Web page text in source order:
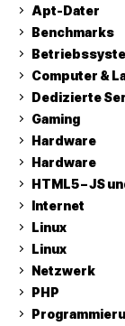
Apt-Dater
Benchmarks
Computer &
Dedizierte
Gaming
Hardware
Hardware
HTML5 – JS
Internet
Linux
Linux
Netzwerk
PHP